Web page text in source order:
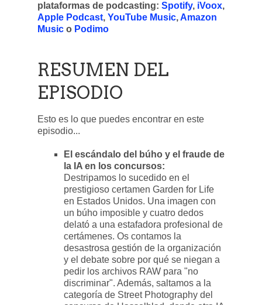
plataformas de podcasting: Spotify, iVoox,
Apple Podcast, YouTube Music,Amazon
Music o Podimo
RESUMEN DEL
EPISODIO
Esto es lo que puedes encontrar en este
episodio...
El escándalo del búho y el fraude de
la IA en los concursos:
Destripamos lo sucedido en el
prestigioso certamen Garden for Life
en Estados Unidos. Una imagen con
un búho imposible y cuatro dedos
delató a una estafadora profesional de
certámenes. Os contamos la
desastrosa gestión de la organización
y el debate sobre por qué se niegan a
pedir los archivos RAW para "no
discriminar". Además, saltamos a la
categoría de Street Photography del